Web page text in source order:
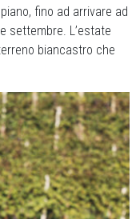
fino ad arrivare ad
settembre. L’estate
biancastro che